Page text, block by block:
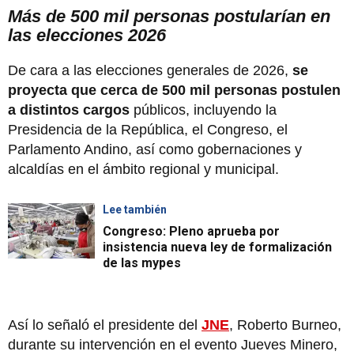
Más de 500 mil personas postularían en
las elecciones 2026
De cara a las elecciones generales de 2026, se
proyecta que cerca de 500 mil personas postulen
a distintos cargos públicos, incluyendo la
Presidencia de la República, el Congreso, el
Parlamento Andino, así como gobernaciones y
alcaldías en el ámbito regional y municipal.
Lee también
Congreso: Pleno aprueba por
insistencia nueva ley de formalización
de las mypes
Así lo señaló el presidente del JNE, Roberto Burneo,
durante su intervención en el evento Jueves Minero,